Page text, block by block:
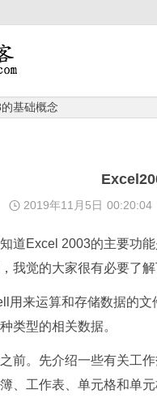
基础概念
2019年11月5日 00:20:04
Excel 2003的主要功能
我觉的大家很有必要了
来运算和存储数据的文
类型的相关数据。
。先介绍一些有关工作
、工作表、单元格和单